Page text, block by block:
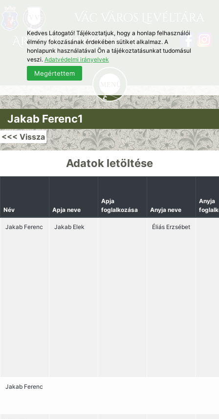
Archivum Vaciense
Jakab Ferenc1
<<< Vissza
Adatok letöltése
Név Apja neve
Apja
foglalkozása
Anyja neve
Anyja
Jakab Ferenc Jakab Elek Éliás Erzsébet
Jakab Ferenc
Kedves Látogató! Tájékoztatjuk, hogy a honlap felhasználói
élmény fokozásának érdekében sütiket alkalmaz. A
honlapunk használatával Ön a tájékoztatásunkat tudomásul
veszi. Adatvédelmi irányelvek
Megértettem